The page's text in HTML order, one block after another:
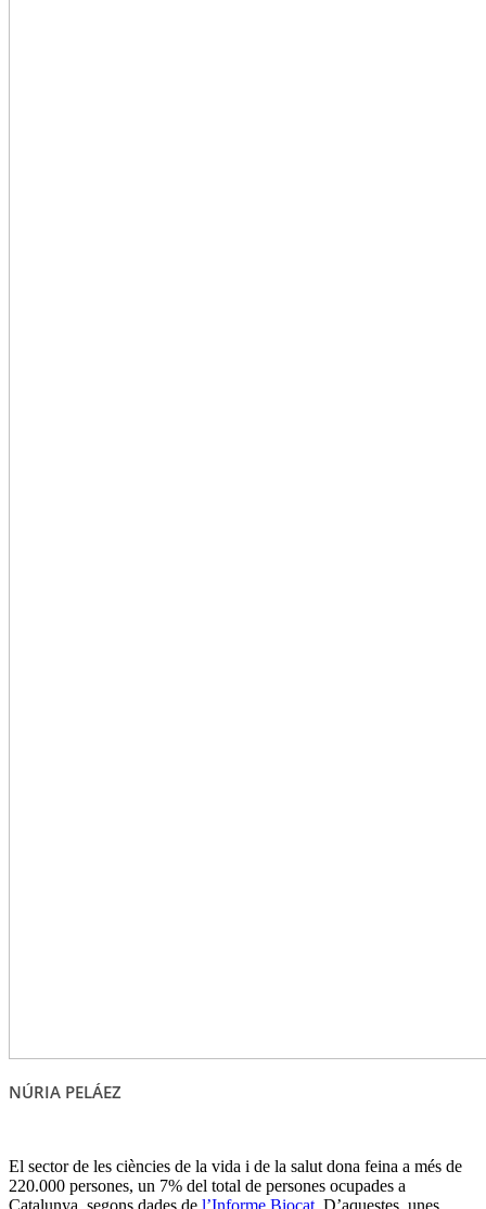
NÚRIA PELÁEZ
El sector de les ciències de la vida i de la salut dona feina a més de
220.000 persones, un 7% del total de persones ocupades a